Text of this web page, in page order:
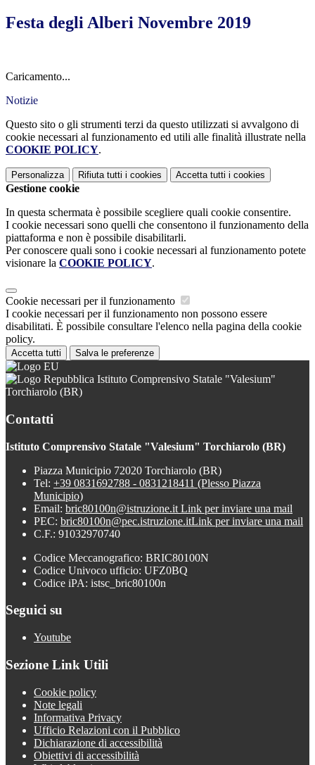
Festa degli Alberi Novembre 2019
Caricamento...
Notizie
Questo sito o gli strumenti terzi da questo utilizzati si avvalgono di
cookie necessari al funzionamento ed utili alle finalità illustrate nella
COOKIE POLICY.
Personalizza Rifiuta tutti i cookies Accetta tutti i cookies
Gestione cookie
In questa schermata è possibile scegliere quali cookie consentire.
I cookie necessari sono quelli che consentono il funzionamento della
piattaforma e non è possibile disabilitarli.
Per conoscere quali sono i cookie necessari al funzionamento potete
visionare la COOKIE POLICY.
Cookie necessari per il funzionamento
I cookie necessari per il funzionamento non possono essere
disabilitati. È possibile consultare l'elenco nella pagina della cookie
policy.
Accetta tutti Salva le preferenze
Istituto Comprensivo Statale "Valesium"
Torchiarolo (BR)
Contatti
Istituto Comprensivo Statale "Valesium" Torchiarolo (BR)
Piazza Municipio 72020 Torchiarolo (BR)
Tel: +39 0831692788 - 0831218411 (Plesso Piazza
Municipio)
Email: bric80100n@istruzione.it Link per inviare una mail
PEC: bric80100n@pec.istruzione.itLink per inviare una mail
C.F.: 91032970740
Codice Meccanografico: BRIC80100N
Codice Univoco ufficio: UFZ0BQ
Codice iPA: istsc_bric80100n
Seguici su
Youtube
Sezione Link Utili
Cookie policy
Note legali
Informativa Privacy
Ufficio Relazioni con il Pubblico
Dichiarazione di accessibilità
Obiettivi di accessibilità